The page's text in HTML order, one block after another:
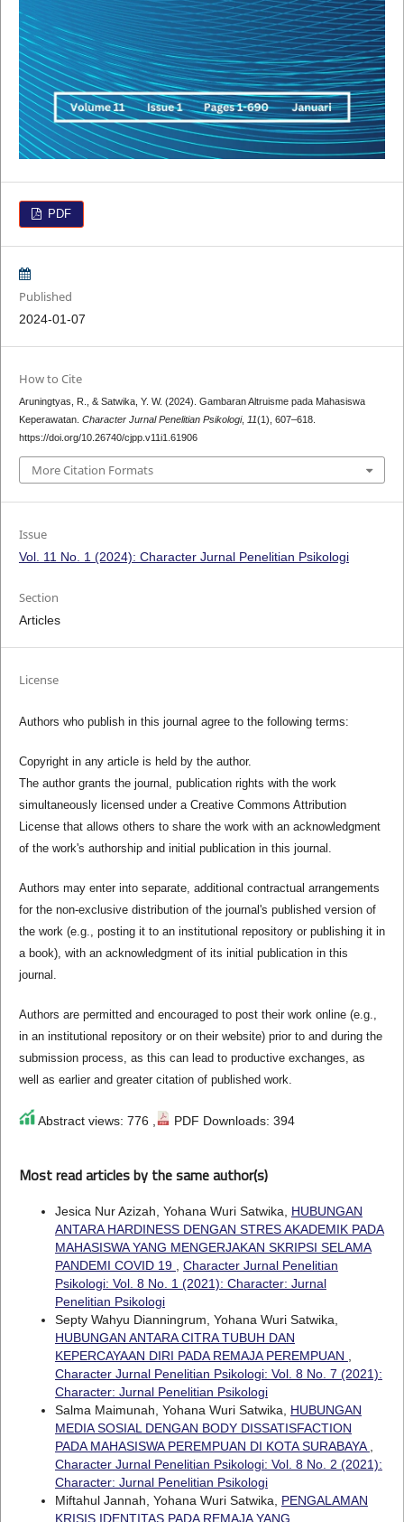
PDF
Published
2024-01-07
How to Cite
Aruningtyas, R., & Satwika, Y. W. (2024). Gambaran Altruisme pada Mahasiswa
Keperawatan. Character Jurnal Penelitian Psikologi, 11(1), 607–618.
https://doi.org/10.26740/cjpp.v11i1.61906
More Citation Formats
Issue
Vol. 11 No. 1 (2024): Character Jurnal Penelitian Psikologi
Section
Articles
License
Authors who publish in this journal agree to the following terms:
Copyright in any article is held by the author.
The author grants the journal, publication rights with the work
simultaneously licensed under a Creative Commons Attribution
License that allows others to share the work with an acknowledgment
of the work's authorship and initial publication in this journal.
Authors may enter into separate, additional contractual arrangements
for the non-exclusive distribution of the journal's published version of
the work (e.g., posting it to an institutional repository or publishing it in
a book), with an acknowledgment of its initial publication in this
journal.
Authors are permitted and encouraged to post their work online (e.g.,
in an institutional repository or on their website) prior to and during the
submission process, as this can lead to productive exchanges, as
well as earlier and greater citation of published work.
Abstract views: 776 , PDF Downloads: 394
Most read articles by the same author(s)
Jesica Nur Azizah, Yohana Wuri Satwika, HUBUNGAN
ANTARA HARDINESS DENGAN STRES AKADEMIK PADA
MAHASISWA YANG MENGERJAKAN SKRIPSI SELAMA
PANDEMI COVID 19
Character Jurnal Penelitian
Psikologi: Vol. 8 No. 1 (2021): Character: Jurnal
Penelitian Psikologi
Septy Wahyu Dianningrum, Yohana Wuri Satwika,
HUBUNGAN ANTARA CITRA TUBUH DAN
KEPERCAYAAN DIRI PADA REMAJA PEREMPUAN
Character Jurnal Penelitian Psikologi: Vol. 8 No. 7 (2021):
Character: Jurnal Penelitian Psikologi
Salma Maimunah, Yohana Wuri Satwika, HUBUNGAN
MEDIA SOSIAL DENGAN BODY DISSATISFACTION
PADA MAHASISWA PEREMPUAN DI KOTA SURABAYA
Character Jurnal Penelitian Psikologi: Vol. 8 No. 2 (2021):
Character: Jurnal Penelitian Psikologi
Miftahul Jannah, Yohana Wuri Satwika, PENGALAMAN
KRISIS IDENTITAS PADA REMAJA YANG